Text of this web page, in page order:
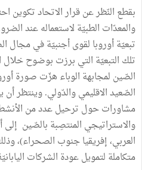
بقطع النّظر عن قرار الاتحاد تكوين
والمعدّات الطبيّة لاستعماله عند
تبعيّة أوروبا لقوى أجنبيّة في مجال
تلك التبعيّة التي برزت بوضوح خلال
الصّين لمجابهة الوباء هزّت صورة
الصّعيد الاقليمي والدّولي. وينتظر
مشاورات حول ترحيل عدد من
والاستراتيجي المنتصِبة بالصّين إلى
العربي، إفريقيا جنوب الصحراء)،
متكاملة لتمويل عودة الشركات